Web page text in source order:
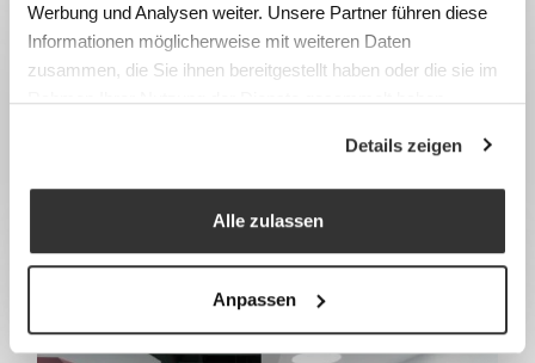
Werbung und Analysen weiter. Unsere Partner führen diese
Informationen möglicherweise mit weiteren Daten
zusammen, die Sie ihnen bereitgestellt haben oder die sie im
Rahmen Ihrer Nutzung der Dienste gesammelt haben.
Details zeigen
Alle zulassen
Anpassen
Casiers de valeur